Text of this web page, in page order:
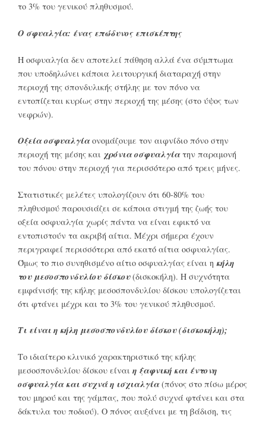
το 3% του γενικού πληθυσμού.
O σφυαλγία: ένας επώδυνος επισκέπτης
Η οσφυαλγία δεν αποτελεί πάθηση αλλά ένα σύμπτωμα
που υποδηλώνει κάποια λειτουργική διαταραχή στην
περιοχή της σπονδυλικής στήλης με τον πόνο να
εντοπίζεται κυρίως στην περιοχή της μέσης (στο ύψος των
νεφρών).
Οξεία οσφυαλγίαονομάζουμε τον αιφνίδιο πόνο στην
περιοχή της μέσης και χρόνια οσφυαλγίατην παραμονή
του πόνου στην περιοχή για περισσότερο από τρεις μήνες.
Στατιστικές μελέτες υπολογίζουν ότι 60-80% του
πληθυσμού παρουσιάζει σε κάποια στιγμή της ζωής του
οξεία οσφυαλγία χωρίς πάντα να είναι εφικτό να
εντοπιστούν τα ακριβή αίτια. Μέχρι σήμερα έχουν
περιγραφεί περισσότερα από εκατό αίτια οσφυαλγίας.
Όμως το πιο συνηθισμένο αίτιο οσφυαλγίας είναι η κήλη
του μεσοσπονδυλίου δίσκου(δισκοκήλη). Η συχνότητα
εμφάνισής της κήλης μεσοσπονδυλίου δίσκου υπολογίζεται
ότι φτάνει μέχρι και το 3% του γενικού πληθυσμού.
Τι είναι η κήλη μεσοσπονδυλίου δίσκου (δισκοκήλη);
Το ιδιαίτερο κλινικό χαρακτηριστικό της κήλης
μεσοσπονδυλίου δίσκου είναιη ξαφνική και έντονη
οσφυαλγία και συχνά η ισχιαλγία(πόνος στο πίσω μέρος
του μηρού και της γάμπας, που πολύ συχνά φτάνει και στα
δάκτυλα του ποδιού). Ο πόνος αυξάνει με τη βάδιση, τις